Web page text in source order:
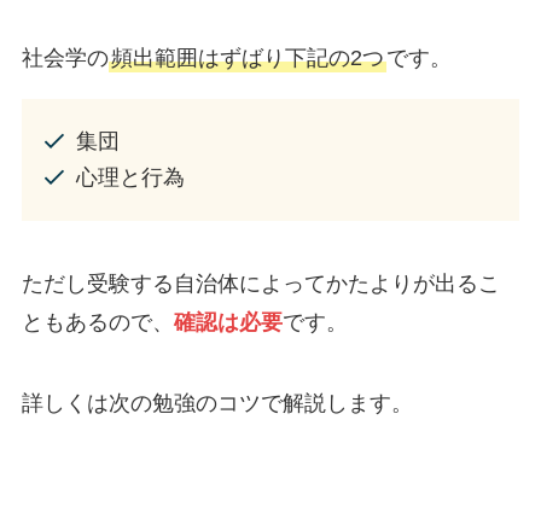
社会学の頻出範囲はずばり下記の2つです。
集団
心理と行為
ただし受験する自治体によってかたよりが出るこ
ともあるので、 確認は必要です。
詳しくは次の勉強のコツで解説します。